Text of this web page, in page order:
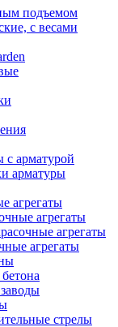
подъемом
с весами
с арматурой
арматуры
агрегаты
агрегаты
агрегаты
агрегаты
стрелы